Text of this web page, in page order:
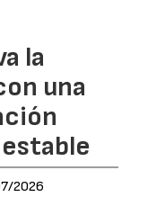
la
una
2026